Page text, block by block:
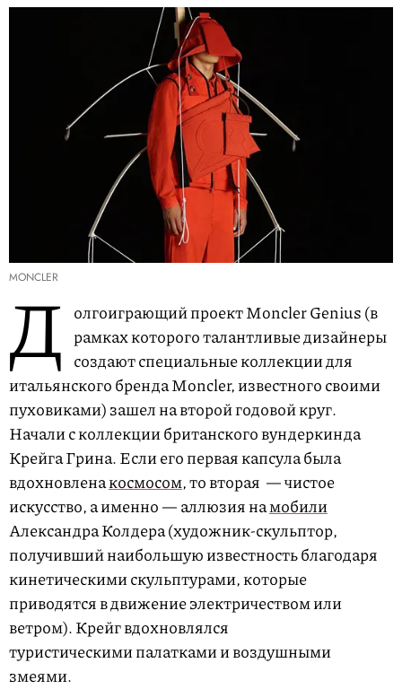
MONCLER
Д олгоиграющий проект Moncler Genius (в
рамках которого талантливые дизайнеры
создают специальные коллекции для
итальянского бренда Moncler, известного своими
пуховиками) зашел на второй годовой круг.
Начали с коллекции британского вундеркинда
Крейга Грина. Если его первая капсула была
вдохновленакосмосом, то вторая — чистое
искусство, а именно — аллюзия намобили
Александра Колдера (художник-скульптор,
получивший наибольшую известность благодаря
кинетическими скульптурами, которые
приводятся в движение электричеством или
ветром). Крейг вдохновлялся
туристическими палатками и воздушными
змеями.